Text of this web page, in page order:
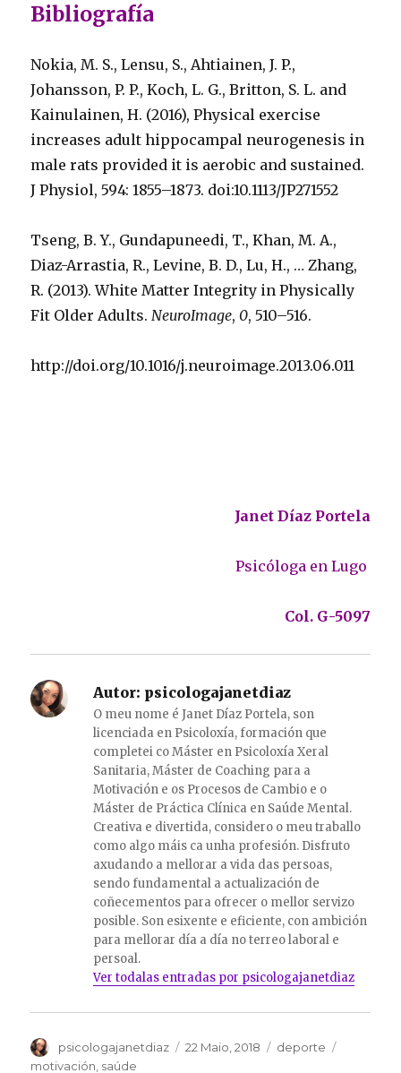
Bibliografía
Nokia, M. S., Lensu, S., Ahtiainen, J. P.,
Johansson, P. P., Koch, L. G., Britton, S. L. and
Kainulainen, H. (2016), Physical exercise
increases adult hippocampal neurogenesis in
male rats provided it is aerobic and sustained.
J Physiol, 594: 1855–1873. doi:10.1113/JP271552
Tseng, B. Y., Gundapuneedi, T., Khan, M. A.,
Diaz-Arrastia, R., Levine, B. D., Lu, H., … Zhang,
R. (2013). White Matter Integrity in Physically
Fit Older Adults.NeuroImage, 0, 510–516.
http://doi.org/10.1016/j.neuroimage.2013.06.011
Janet Díaz Portela
Psicóloga en Lugo
Col. G-5097
Autor: psicologajanetdiaz
O meu nome é Janet Díaz Portela, son
licenciada en Psicoloxía, formación que
completei co Máster en Psicoloxía Xeral
Sanitaria, Máster de Coaching para a
Motivación e os Procesos de Cambio e o
Máster de Práctica Clínica en Saúde Mental.
Creativa e divertida, considero o meu traballo
como algo máis ca unha profesión. Disfruto
axudando a mellorar a vida das persoas,
sendo fundamental a actualización de
coñecementos para ofrecer o mellor servizo
posible. Son esixente e eficiente, con ambición
para mellorar día a día no terreo laboral e
persoal.
Ver todalas entradas por psicologajanetdiaz
Autor
psicologajanetdiaz
Publicado
22 Maio, 2018 Categorias
deporte
motivación saúde